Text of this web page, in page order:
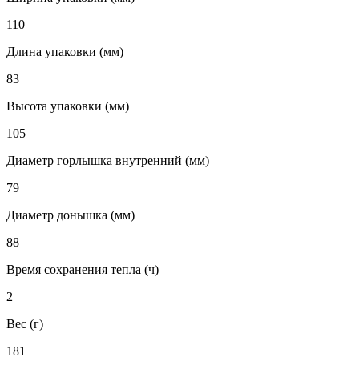
110
Длина упаковки (мм)
83
Высота упаковки (мм)
105
Диаметр горлышка внутренний (мм)
79
Диаметр донышка (мм)
88
Время сохранения тепла (ч)
2
Вес (г)
181